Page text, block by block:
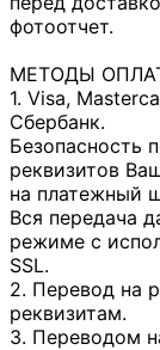
фотоотчет.
МЕТОДЫ
1. Visa,
Сбербанк.
Безопасность
реквизитов
на платежный
Вся передача
режиме с
SSL.
2. Перевод на
реквизитам.
3. Переводом